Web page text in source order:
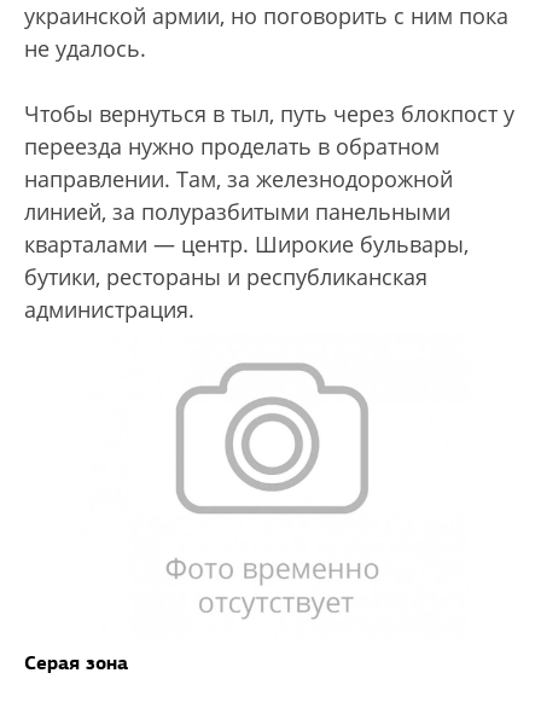
украинской армии, но поговорить с ним пока
не удалось.
Чтобы вернуться в тыл, путь через блокпост у
переезда нужно проделать в обратном
направлении. Там, за железнодорожной
линией, за полуразбитыми панельными
кварталами — центр. Широкие бульвары,
бутики, рестораны и республиканская
администрация.
Серая зона